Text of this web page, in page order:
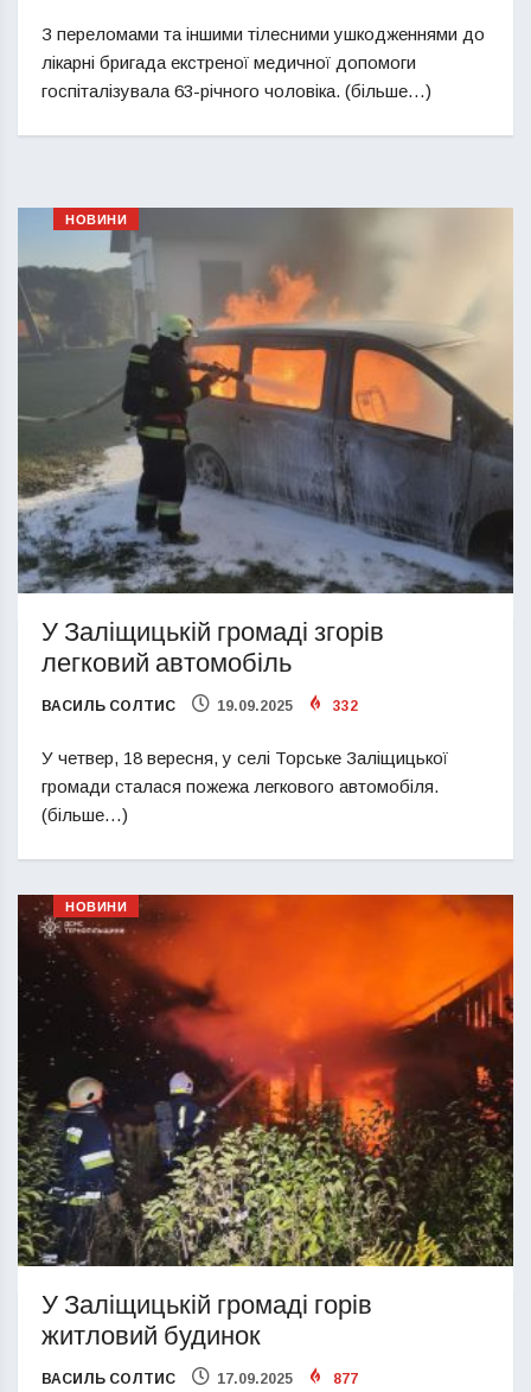
З переломами та іншими тілесними ушкодженнями до
лікарні бригада екстреної медичної допомоги
госпіталізувала 63-річного чоловіка. (більше…)
НОВИНИ
У Заліщицькій громаді згорів
легковий автомобіль
ВАСИЛЬ СОЛТИС 19.09.2025 332
У четвер, 18 вересня, у селі Торське Заліщицької
громади сталася пожежа легкового автомобіля.
(більше…)
НОВИНИ
У Заліщицькій громаді горів
житловий будинок
ВАСИЛЬ СОЛТИС 17.09.2025 877